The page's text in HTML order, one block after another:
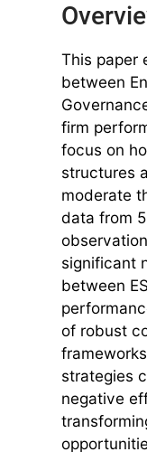
This paper
between
firm
focus on
structures
moderate
data from
significant
between
of robust
strategies
negative